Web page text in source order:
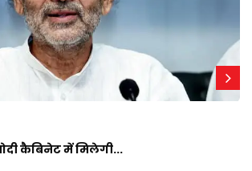
कैबिनेट में मिलेगी...